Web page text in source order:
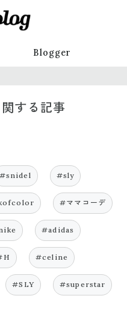
Blogger
する記事
#snidel #sly
#ママコーデ
#adidas
#celine
#SLY #superstar